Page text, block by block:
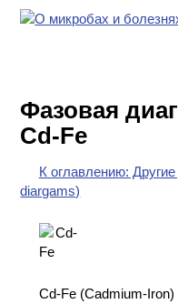
ХИМИЧЕСКАЯ
ПОСУДА
ВРЕДНЫЕ
ФАКТОРЫ
Фазовая
Cd-Fe
К оглавлению:
diargams)
Cd-Fe (Cadmium-